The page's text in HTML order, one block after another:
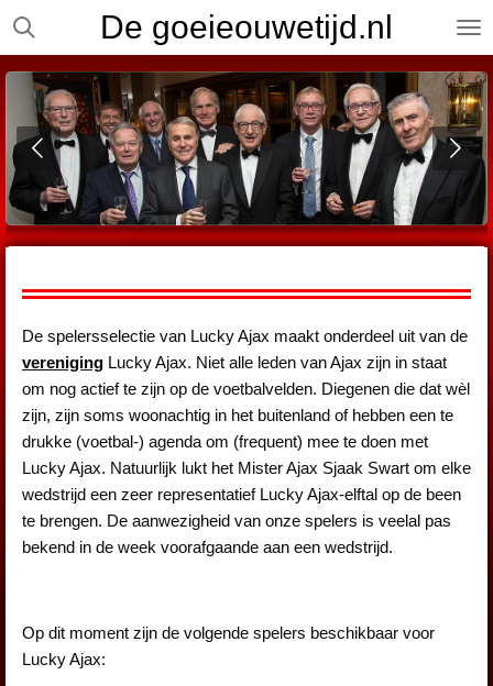
Ga
naar
hoofdinhoud
De goeieouwetijd.nl
De spelersselectie van Lucky Ajax maakt onderdeel uit van de
vereniging Lucky Ajax. Niet alle leden van Ajax zijn in staat
om nog actief te zijn op de voetbalvelden. Diegenen die dat wèl
zijn, zijn soms woonachtig in het buitenland of hebben een te
drukke (voetbal-) agenda om (frequent) mee te doen met
Lucky Ajax. Natuurlijk lukt het Mister Ajax Sjaak Swart om elke
wedstrijd een zeer representatief Lucky Ajax-elftal op de been
te brengen. De aanwezigheid van onze spelers is veelal pas
bekend in de week voorafgaande aan een wedstrijd.
Op dit moment zijn de volgende spelers beschikbaar voor
Lucky Ajax: